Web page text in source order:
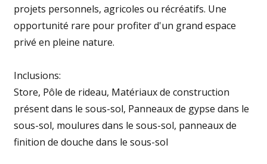
projets personnels, agricoles ou récréatifs. Une
opportunité rare pour profiter d'un grand espace
privé en pleine nature.
Inclusions:
Store, Pôle de rideau, Matériaux de construction
présent dans le sous-sol, Panneaux de gypse dans le
sous-sol, moulures dans le sous-sol, panneaux de
finition de douche dans le sous-sol